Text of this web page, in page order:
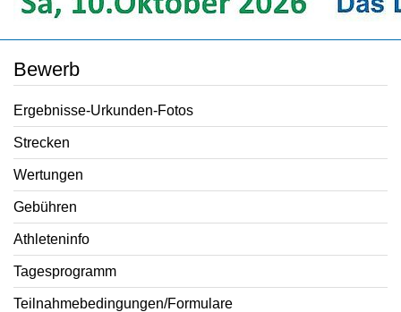
Bewerb
Ergebnisse-Urkunden-Fotos
Strecken
Wertungen
Gebühren
Athleteninfo
Tagesprogramm
Teilnahmebedingungen/Formulare